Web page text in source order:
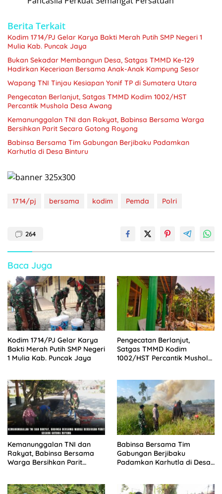
Berita Terkait
Kodim 1714/PJ Gelar Karya Bakti Merah Putih SMP Negeri 1
Mulia Kab. Puncak Jaya
Bukan Sekadar Membangun Desa, Satgas TMMD Ke-129
Hadirkan Keceriaan Bersama Anak-Anak Kampung Sesor
Wapang TNI Tinjau Kesiapan Yonif TP di Sumatera Utara
Pengecatan Berlanjut, Satgas TMMD Kodim 1002/HST
Percantik Mushola Desa Awang
Kemanunggalan TNI dan Rakyat, Babinsa Bersama Warga
Bersihkan Parit Secara Gotong Royong
Babinsa Bersama Tim Gabungan Berjibaku Padamkan
Karhutla di Desa Binturu
1714/pj bersama kodim Pemda Polri
264
Baca Juga
Kodim 1714/PJ Gelar Karya
Bakti Merah Putih SMP Negeri
1 Mulia Kab. Puncak Jaya
Pengecatan Berlanjut,
Satgas TMMD Kodim
1002/HST Percantik Mushola
Kemanunggalan TNI dan
Rakyat, Babinsa Bersama
Warga Bersihkan Parit
Babinsa Bersama Tim
Gabungan Berjibaku
Padamkan Karhutla di Desa